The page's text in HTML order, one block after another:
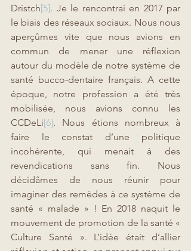
Dristch[5]. Je le rencontrai en 2017 par
le biais des réseaux sociaux. Nous nous
aperçûmes vite que nous avions en
commun de mener une réflexion
autour du modèle de notre système de
santé bucco-dentaire français. A cette
époque, notre profession a été très
mobilisée, nous avions connu les
CCDeLi[6]. Nous étions nombreux à
faire le constat d’une politique
incohérente, qui menait à des
revendications sans fin. Nous
décidâmes de nous réunir pour
imaginer des remèdes à ce système de
santé « malade » ! En 2018 naquit le
mouvement de promotion de la santé «
Culture Santé ». L’idée était d’allier